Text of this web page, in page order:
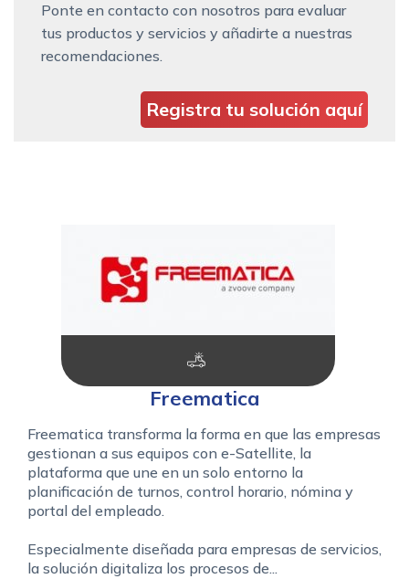
Ponte en contacto con nosotros para evaluar
tus productos y servicios y añadirte a nuestras
recomendaciones.
Registra tu solución aquí
Freematica
Freematica transforma la forma en que las empresas
gestionan a sus equipos con e-Satellite, la
plataforma que une en un solo entorno la
planificación de turnos, control horario, nómina y
portal del empleado.
Especialmente diseñada para empresas de servicios,
la solución digitaliza los procesos de...